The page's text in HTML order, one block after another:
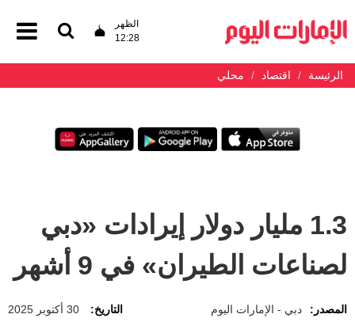
الظهر
12:28
الرئيسة اقتصاد محلي
1.3 مليار دولار إيرادات «دبي
لصناعات الطيران» في 9 أشهر
المصدر: دبي - الإمارات اليوم التاريخ: 30 أكتوبر 2025